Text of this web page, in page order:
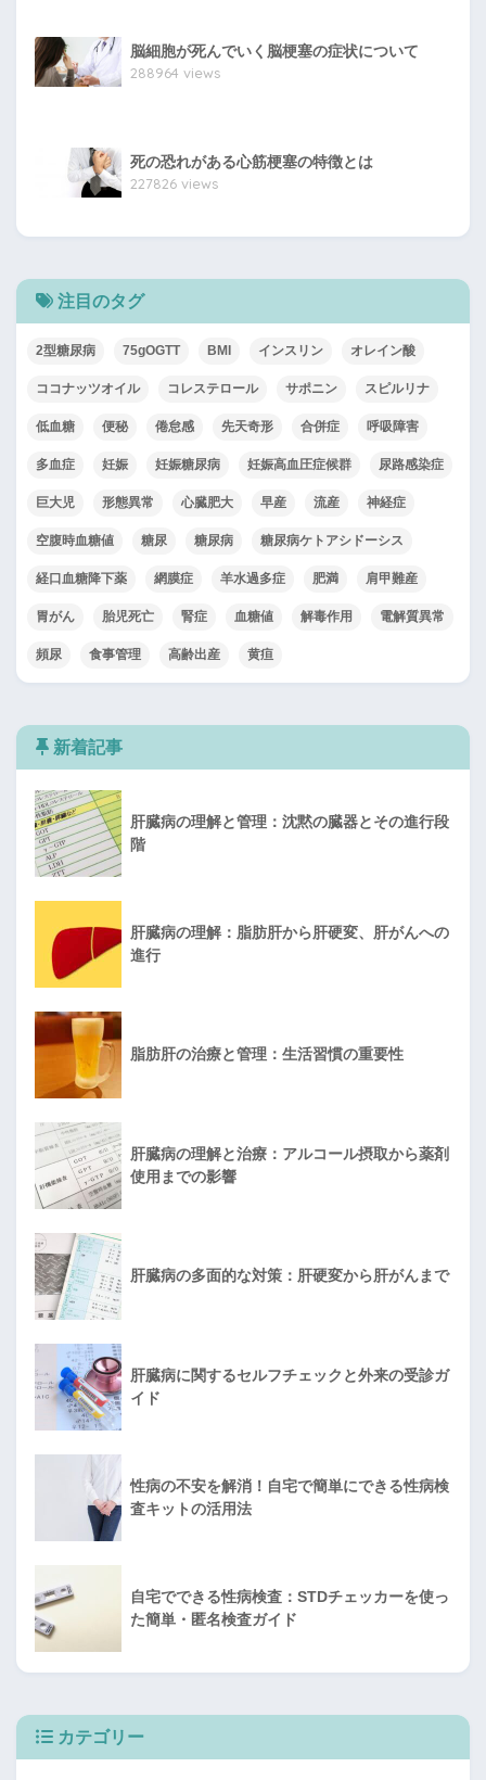
脳細胞が死んでいく脳梗塞の症状について
288964 views
死の恐れがある心筋梗塞の特徴とは
227826 views
注目のタグ
2型糖尿病 75gOGTT BMI インスリン オレイン酸
ココナッツオイル コレステロール サポニン スピルリナ
低血糖 便秘 倦怠感 先天奇形 合併症 呼吸障害
多血症 妊娠 妊娠糖尿病 妊娠高血圧症候群 尿路感染症
巨大児 形態異常 心臓肥大 早産 流産 神経症
空腹時血糖値 糖尿 糖尿病 糖尿病ケトアシドーシス
経口血糖降下薬 網膜症 羊水過多症 肥満 肩甲難産
胃がん 胎児死亡 腎症 血糖値 解毒作用 電解質異常
頻尿 食事管理 高齢出産 黄疸
新着記事
肝臓病の理解と管理：沈黙の臓器とその進行段
階
肝臓病の理解：脂肪肝から肝硬変、肝がんへの
進行
脂肪肝の治療と管理：生活習慣の重要性
肝臓病の理解と治療：アルコール摂取から薬剤
使用までの影響
肝臓病の多面的な対策：肝硬変から肝がんまで
肝臓病に関するセルフチェックと外来の受診ガ
イド
性病の不安を解消！自宅で簡単にできる性病検
査キットの活用法
自宅でできる性病検査：STDチェッカーを使っ
た簡単・匿名検査ガイド
カテゴリー